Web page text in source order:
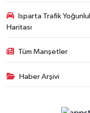
Isparta Trafik
Haritası
Tüm Manşetler
Haber Arşivi